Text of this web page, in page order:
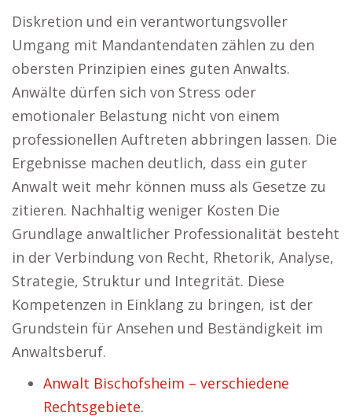
Diskretion und ein verantwortungsvoller
Umgang mit Mandantendaten zählen zu den
obersten Prinzipien eines guten Anwalts.
Anwälte dürfen sich von Stress oder
emotionaler Belastung nicht von einem
professionellen Auftreten abbringen lassen. Die
Ergebnisse machen deutlich, dass ein guter
Anwalt weit mehr können muss als Gesetze zu
zitieren. Nachhaltig weniger Kosten Die
Grundlage anwaltlicher Professionalität besteht
in der Verbindung von Recht, Rhetorik, Analyse,
Strategie, Struktur und Integrität. Diese
Kompetenzen in Einklang zu bringen, ist der
Grundstein für Ansehen und Beständigkeit im
Anwaltsberuf.
Anwalt Bischofsheim – verschiedene
Rechtsgebiete.